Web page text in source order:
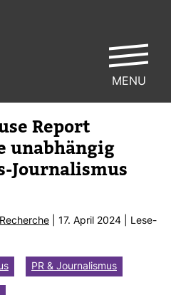
Report
unab­hängig
​Jour­na­lismus
| 17. April 2024 | Lese­
PR & Journalismus
MENU